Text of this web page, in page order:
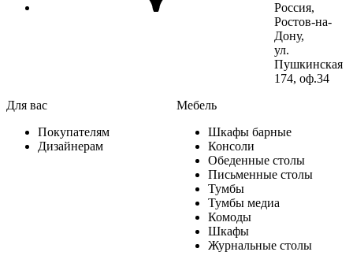
Россия,
Ростов-на-
Дону,
ул.
Пушкинская
174, оф.34
Мебель
Шкафы барные
Консоли
Обеденные столы
Письменные столы
Тумбы
Тумбы медиа
Комоды
Шкафы
Журнальные столы
Для вас
Покупателям
Дизайнерам